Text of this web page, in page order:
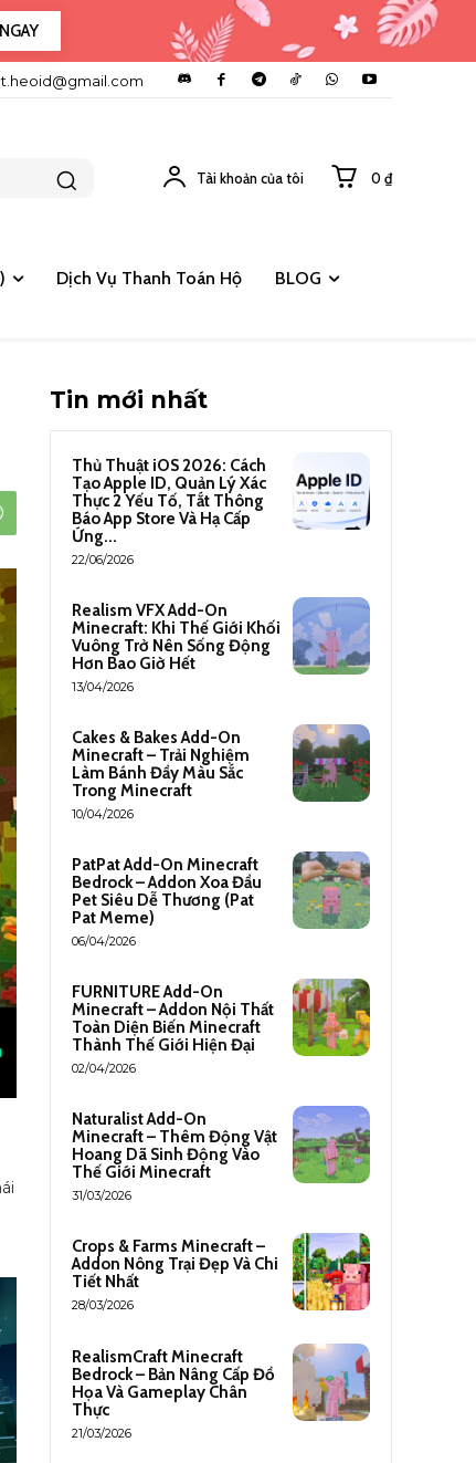
Tài khoản của tôi 0 ₫
Dịch Vụ Thanh Toán Hộ BLOG
Tin mới nhất
Thủ Thuật iOS 2026: Cách
Tạo Apple ID, Quản Lý Xác
Thực 2 Yếu Tố, Tắt Thông
Báo App Store Và Hạ Cấp
Ứng...
22/06/2026
Realism VFX Add-On
Minecraft: Khi Thế Giới Khối
Vuông Trở Nên Sống Động
Hơn Bao Giờ Hết
13/04/2026
Cakes & Bakes Add-On
Minecraft – Trải Nghiệm
Làm Bánh Đầy Màu Sắc
Trong Minecraft
10/04/2026
PatPat Add-On Minecraft
Bedrock – Addon Xoa Đầu
Pet Siêu Dễ Thương (Pat
Pat Meme)
06/04/2026
FURNITURE Add-On
Minecraft – Addon Nội Thất
Toàn Diện Biến Minecraft
Thành Thế Giới Hiện Đại
02/04/2026
Naturalist Add-On
Minecraft – Thêm Động Vật
Hoang Dã Sinh Động Vào
Thế Giới Minecraft
31/03/2026
Crops & Farms Minecraft –
Addon Nông Trại Đẹp Và Chi
Tiết Nhất
28/03/2026
RealismCraft Minecraft
Bedrock – Bản Nâng Cấp Đồ
Họa Và Gameplay Chân
Thực
21/03/2026